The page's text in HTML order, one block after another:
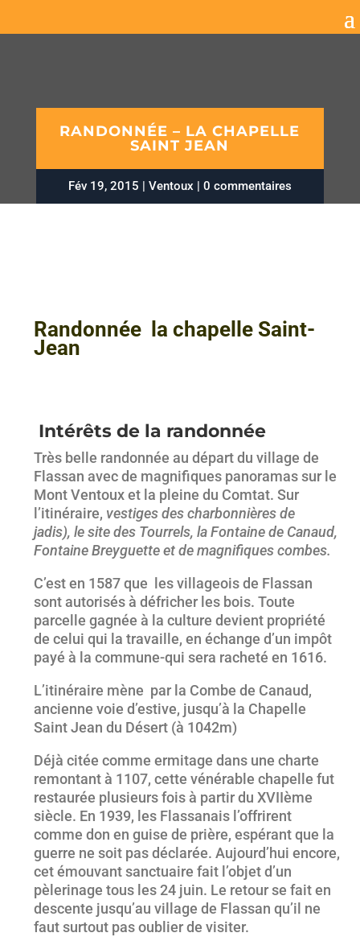
RANDONNÉE – LA CHAPELLE
SAINT JEAN
Fév 19, 2015 Ventoux 0 commentaires
Randonnée la chapelle Saint-
Jean
Intérêts de la randonnée
Très belle randonnée au départ du village de
Flassan avec de magnifiques panoramas sur le
Mont Ventoux et la pleine du Comtat. Sur
l’itinéraire, vestiges des charbonnières de
jadis), le site des Tourrels, la Fontaine de Canaud,
Fontaine Breyguette et de magnifiques combes.
C’est en 1587 que les villageois de Flassan
sont autorisés à défricher les bois. Toute
parcelle gagnée à la culture devient propriété
de celui qui la travaille, en échange d’un impôt
payé à la commune-qui sera racheté en 1616.
L’itinéraire mène par la Combe de Canaud,
ancienne voie d’estive, jusqu’à la Chapelle
Saint Jean du Désert (à 1042m)
Déjà citée comme ermitage dans une charte
remontant à 1107, cette vénérable chapelle fut
restaurée plusieurs fois à partir du XVIIème
siècle. En 1939, les Flassanais l’offrirent
comme don en guise de prière, espérant que la
guerre ne soit pas déclarée. Aujourd’hui encore,
cet émouvant sanctuaire fait l’objet d’un
pèlerinage tous les 24 juin. Le retour se fait en
descente jusqu’au village de Flassan qu’il ne
faut surtout pas oublier de visiter.